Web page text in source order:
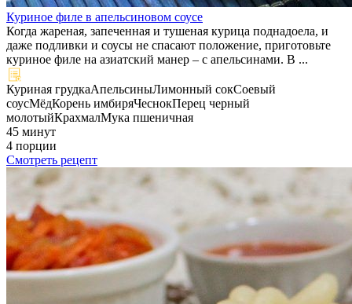
Куриное филе в апельсиновом соусе
Когда жареная, запеченная и тушеная курица поднадоела, и
даже подливки и соусы не спасают положение, приготовьте
куриное филе на азиатский манер – с апельсинами. В ...
Куриная грудкаАпельсиныЛимонный сокСоевый
соусМёдКорень имбиряЧеснокПерец черный
молотыйКрахмалМука пшеничная
45 минут
4 порции
Смотреть рецепт